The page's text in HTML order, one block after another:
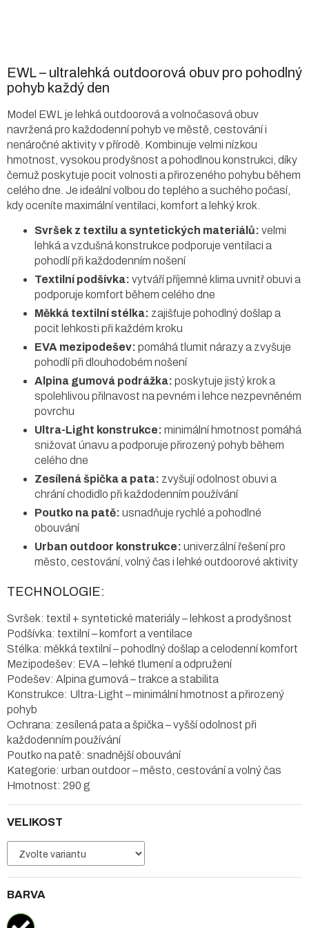
VELIKOST
BARVA
EWL – ultralehká outdoorová obuv pro pohodlný
pohyb každý den
Model EWL je lehká outdoorová a volnočasová obuv
navržená pro každodenní pohyb ve městě, cestování i
nenáročné aktivity v přírodě. Kombinuje velmi nízkou
hmotnost, vysokou prodyšnost a pohodlnou konstrukci, díky
čemuž poskytuje pocit volnosti a přirozeného pohybu během
celého dne. Je ideální volbou do teplého a suchého počasí,
kdy oceníte maximální ventilaci, komfort a lehký krok.
Svršek z textilu a syntetických materiálů: velmi
lehká a vzdušná konstrukce podporuje ventilaci a
pohodlí při každodenním nošení
Textilní podšívka: vytváří příjemné klima uvnitř obuvi a
podporuje komfort během celého dne
Měkká textilní stélka: zajišťuje pohodlný došlap a
pocit lehkosti při každém kroku
EVA mezipodešev: pomáhá tlumit nárazy a zvyšuje
pohodlí při dlouhodobém nošení
Alpina gumová podrážka: poskytuje jistý krok a
spolehlivou přilnavost na pevném i lehce nezpevněném
povrchu
Ultra-Light konstrukce: minimální hmotnost pomáhá
snižovat únavu a podporuje přirozený pohyb během
celého dne
Zesílená špička a pata: zvyšují odolnost obuvi a
chrání chodidlo při každodenním používání
Poutko na patě: usnadňuje rychlé a pohodlné
obouvání
Urban outdoor konstrukce: univerzální řešení pro
město, cestování, volný čas i lehké outdoorové aktivity
TECHNOLOGIE:
Svršek: textil + syntetické materiály – lehkost a prodyšnost
Podšívka: textilní – komfort a ventilace
Stélka: měkká textilní – pohodlný došlap a celodenní komfort
Mezipodešev: EVA – lehké tlumení a odpružení
Podešev: Alpina gumová – trakce a stabilita
Konstrukce: Ultra-Light – minimální hmotnost a přirozený
pohyb
Ochrana: zesílená pata a špička – vyšší odolnost při
každodenním používání
Poutko na patě: snadnější obouvání
Kategorie: urban outdoor – město, cestování a volný čas
Hmotnost: 290 g